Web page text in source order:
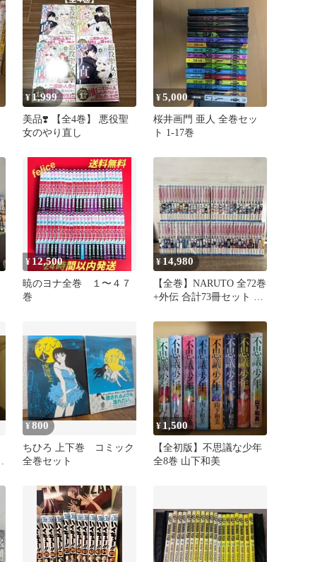
¥1,999
美品❣️ 【全4巻】 悪役聖
女のやり直し
¥5,000
桜井画門 亜人 全巻セッ
ト 1-17巻
¥ 12,500
暁のヨナ全巻 １〜４７
巻
¥ 14,980
【全巻】NARUTO 全72巻
+外伝 合計73冊セット 岸
¥800
ちひろ 上下巻 コミック
全巻セット
¥ 1,500
【全初版】不思議な少年
全8巻 山下和美